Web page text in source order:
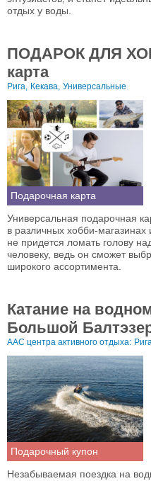
отдых у воды.
ПОДАРОК ДЛЯ
карта
Рига, Кекава, Универсальные
Подарочная карта
Универсальная подарочная
в различных хобби-
не придется ломать голову
человеку, ведь он сможет
широкого ассортимента.
Катание на
Большой
AAC центра активного отдыха:
Подарочный купон
Незабываемая поездка на